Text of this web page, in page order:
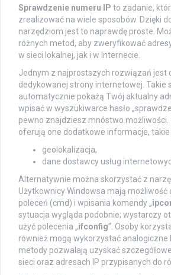
Sprawdzenie numeru IP to zadanie,
zrealizować na wiele sposobów. Dzięki
narzędziom jest to naprawdę proste.
różnych metod, aby zweryfikować
w sieci lokalnej, jak i w Internecie.
Jednym z najprostszych rozwiązań jest
dedykowanej strony internetowej. Takie
automatycznie pokażą Twój aktualny
wpisać w wyszukiwarce hasło
pewno znajdziesz mnóstwo możliwości.
oferują one dodatkowe informacje, takie
geolokalizacja,
dane dostawcy usług
Alternatywnie można skorzystać z
Użytkownicy Windowsa mają
poleceń (cmd) i wpisania komendy „
sytuacja wygląda podobnie; wystarczy
użyć polecenia „ifconfig”. Osoby
również mogą wykorzystać analogiczne
metody pozwalają uzyskać
sieci oraz adresach IP przypisanych do